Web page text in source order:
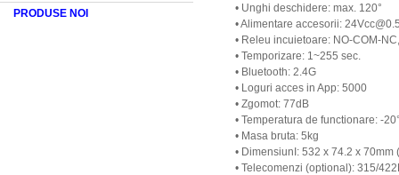
PRODUSE NOI
• Unghi deschidere: max. 120°
• Alimentare accesorii:
• Releu incuietoare: NO-COM-
• Temporizare: 1~255 sec.
• Bluetooth: 2.4G
• Loguri acces in App: 5000
• Zgomot: 77dB
• Temperatura de functionare: -
• Masa bruta: 5kg
• DimensiunI: 532 x 74.2 x 70mm
• Telecomenzi (optional): 315/